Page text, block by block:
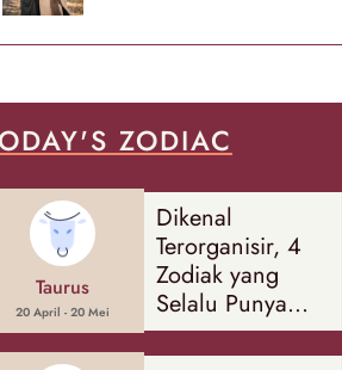
ZODIAC
Taurus
20 April - 20 Mei
Dikenal
Terorganisir, 4
Zodiak yang
Selalu Punya
Rencana
Cadangan Soal